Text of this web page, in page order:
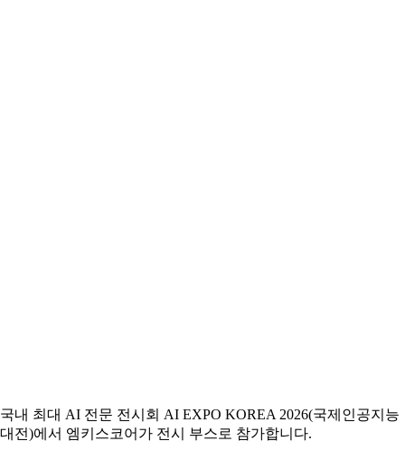
국내 최대 AI 전문 전시회 AI EXPO KOREA 2026(국제인공지능
대전)에서 엠키스코어가 전시 부스로 참가합니다.